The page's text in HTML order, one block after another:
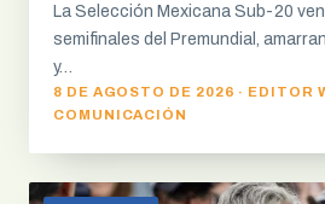
La Selección Mexicana Sub-20
semifinales del Premundial,
y…
8 DE AGOSTO DE 2026 · EDITOR
COMUNICACIÓN